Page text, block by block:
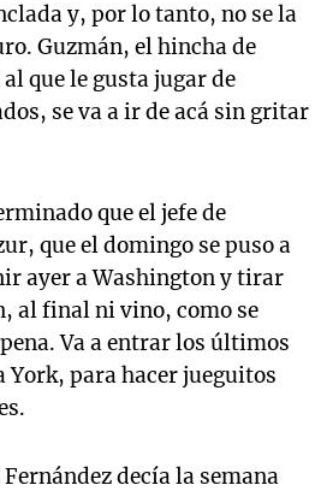
y, por lo tanto, no se la
Guzmán, el hincha de
que le gusta jugar de
se va a ir de acá sin gritar
que el jefe de
que el domingo se puso a
ayer a Washington y tirar
al final ni vino, como se
Va a entrar los últimos
York, para hacer jueguitos
decía la semana